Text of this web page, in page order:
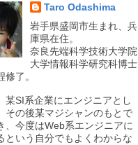
Taro Odashima
岩手県盛岡市生まれ、兵
庫県在住。
奈良先端科学技術大学院
大学情報科学研究科博士
修了。
某SI系企業にエンジニアとし
その後某マジシャンのもとで
、今度はWeb系エンジニアに
という自分でもよくわからな